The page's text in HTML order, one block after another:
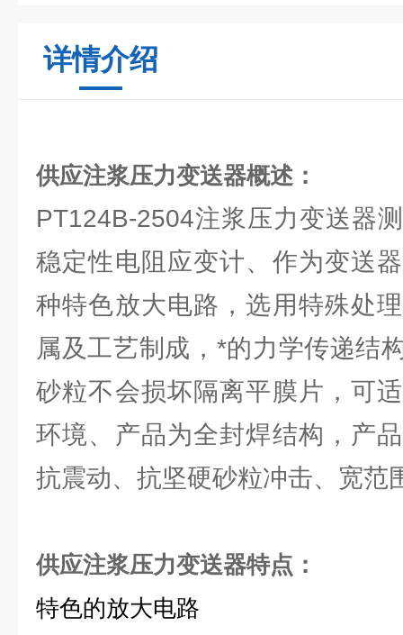
详情介绍
供应注浆压力变送器概述：
PT124B-2504注浆压力变送器
稳定性电阻应变计、作为变送
种特色放大电路，选用特殊处
属及工艺制成，*的力学传递结
砂粒不会损坏隔离平膜片，可
环境、产品为全封焊结构，产
抗震动、抗坚硬砂粒冲击、宽范
供应注浆压力变送器特点：
特色的放大电路